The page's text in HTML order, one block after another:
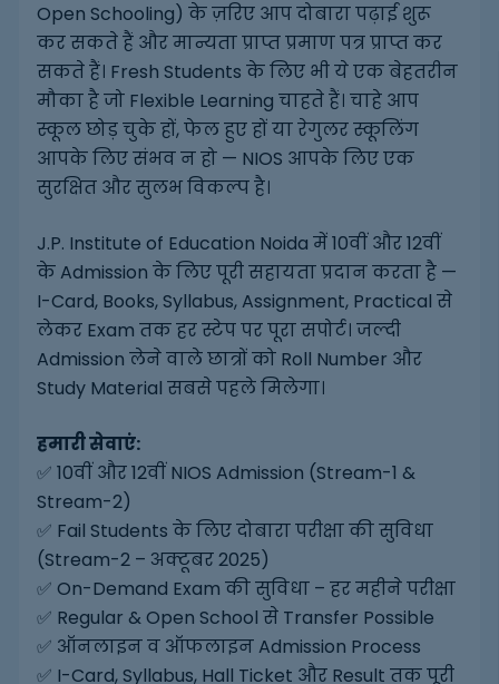
Open Schooling) के ज़रिए आप दोबारा पढ़ाई शुरू
कर सकते हैं और मान्यता प्राप्त प्रमाण पत्र प्राप्त कर
सकते हैं। Fresh Students के लिए भी ये एक बेहतरीन
मौका है जो Flexible Learning चाहते हैं। चाहे आप
स्कूल छोड़ चुके हों, फेल हुए हों या रेगुलर स्कूलिंग
आपके लिए संभव न हो — NIOS आपके लिए एक
सुरक्षित और सुलभ विकल्प है।
J.P. Institute of Education Noida में 10वीं और 12वीं
के Admission के लिए पूरी सहायता प्रदान करता है —
I-Card, Books, Syllabus, Assignment, Practical से
लेकर Exam तक हर स्टेप पर पूरा सपोर्ट। जल्दी
Admission लेने वाले छात्रों को Roll Number और
Study Material सबसे पहले मिलेगा।
हमारी सेवाएं:
✅ 10वीं और 12वीं NIOS Admission (Stream-1 &
Stream-2)
✅ Fail Students के लिए दोबारा परीक्षा की सुविधा
(Stream-2 – अक्टूबर 2025)
✅ On-Demand Exam की सुविधा – हर महीने परीक्षा
✅ Regular & Open School से Transfer Possible
✅ ऑनलाइन व ऑफलाइन Admission Process
✅ I-Card, Syllabus, Hall Ticket और Result तक पूरी